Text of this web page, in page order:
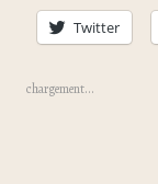
Twitter
chargement…